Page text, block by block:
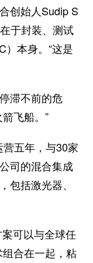
创始人Sudip S
于封装、测试
）本身。“这是
滞不前的危
飞船。”
五年，与30家
司的混合集成
包括激光器、
可以与全球任
合在一起，粘